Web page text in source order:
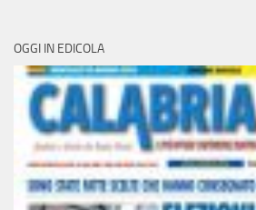
OGGI IN EDICOLA